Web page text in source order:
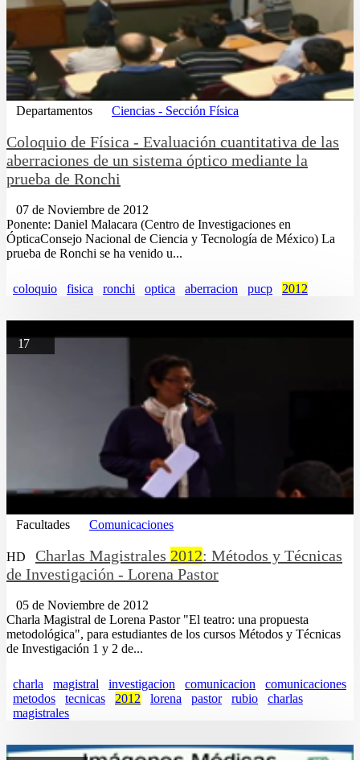
Departamentos Ciencias - Sección Física
Coloquio de Física - Evaluación cuantitativa de las
aberraciones de un sistema óptico mediante la
prueba de Ronchi
07 de Noviembre de 2012
Ponente: Daniel Malacara (Centro de Investigaciones en
ÓpticaConsejo Nacional de Ciencia y Tecnología de México) La
prueba de Ronchi se ha venido u...
coloquio fisica ronchi optica aberracion pucp 2012
17
Facultades Comunicaciones
HD Charlas Magistrales 2012: Métodos y Técnicas
de Investigación - Lorena Pastor
05 de Noviembre de 2012
Charla Magistral de Lorena Pastor "El teatro: una propuesta
metodológica", para estudiantes de los cursos Métodos y Técnicas
de Investigación 1 y 2 de...
charla magistral investigacion comunicacion
comunicaciones
metodos
tecnicas 2012 lorena pastor rubio
charlas
magistrales